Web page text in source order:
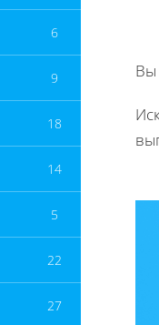
6
9
18
14
5
22
27
Вы